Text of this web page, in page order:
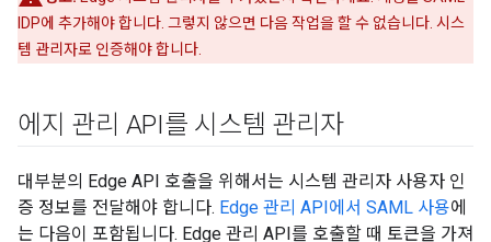
IDP에 추가해야 합니다. 그렇지 않으면 다음 작업을 할 수 없습니다. 시스
템 관리자로 인증해야 합니다.
에지 관리 API를 시스템 관리자
대부분의 Edge API 호출을 위해서는 시스템 관리자 사용자 인
증 정보를 전달해야 합니다. Edge 관리 API에서 SAML 사용에
는 다음이 포함됩니다. Edge 관리 API를 호출할 때 토큰을 가져